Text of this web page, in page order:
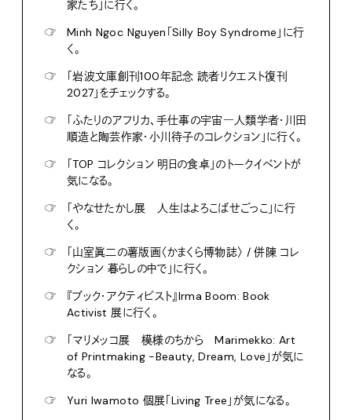
家たち」に行く。
☞
Minh Ngoc Nguyen「Silly Boy Syndrome」に行
く。
☞
「岩波文庫創刊100年記念 読者リクエスト復刊
2027」をチェックする。
☞
「ふたりのアフリカ、手仕事の宇宙―人類学者・川田
順造と陶芸作家・小川待子のコレクション」に行く。
☞
「TOP コレクション 明日の食卓」のトークイベントが
気になる。
☞
「やなせたかし展 人生はよろこばせごっこ」に行
く。
☞
「山室眞二の薯版画〈かまくら博物誌〉 / 併陳 コレ
クション 暮らしの中で」に行く。
☞
『ブック・アクティビスト』Irma Boom: Book
Activist 展に行く。
☞
「マリメッコ展 模様のちから Marimekko: Art
of Printmaking -Beauty, Dream, Love」が気に
なる。
☞
Yuri Iwamoto 個展「Living Tree」が気になる。